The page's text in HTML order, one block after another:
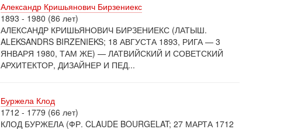
Александр Кришьянович Бирзениекс
1893 - 1980 (86 лет)
АЛЕКСАНДР КРИШЬЯНОВИЧ БИРЗЕНИЕКС (ЛАТЫШ.
ALEKSANDRS BIRZENIEKS; 18 АВГУСТА 1893, РИГА — 3
ЯНВАРЯ 1980, ТАМ ЖЕ) — ЛАТВИЙСКИЙ И СОВЕТСКИЙ
АРХИТЕКТОР, ДИЗАЙНЕР И ПЕД...
Буржела Клод
1712 - 1779 (66 лет)
КЛОД БУРЖЕЛА (ФР. CLAUDE BOURGELAT; 27 МАРТА 1712